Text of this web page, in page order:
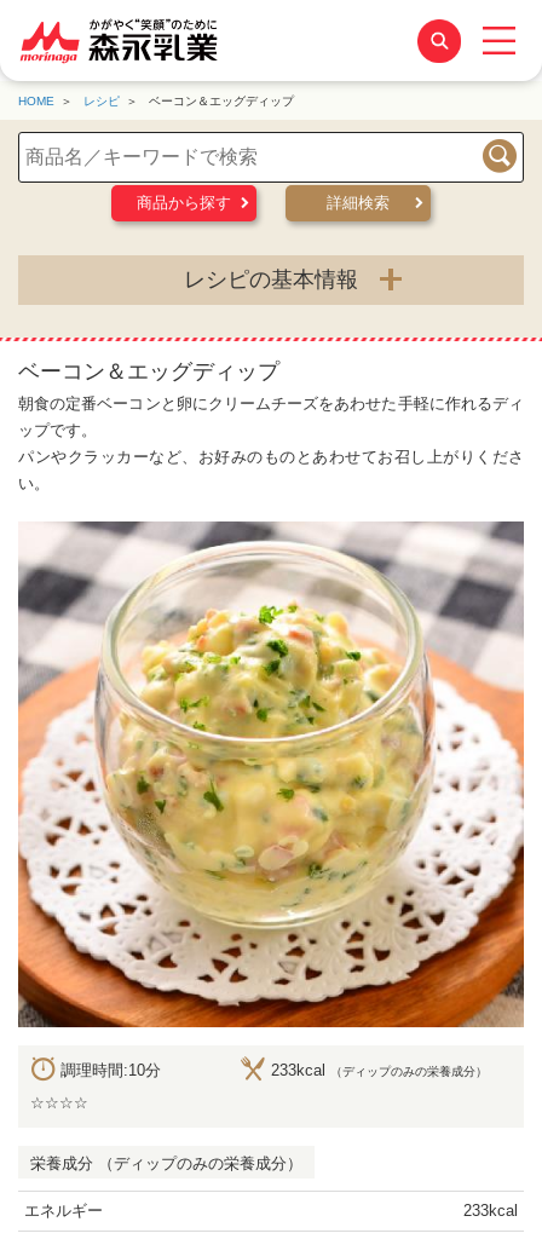
HOME レシピ ベーコン＆エッグディップ
検索
商品から探す
詳細検索
レシピの基本情報
ベーコン＆エッグディップ
朝食の定番ベーコンと卵にクリームチーズをあわせた手軽に作れるディ
ップです。
パンやクラッカーなど、お好みのものとあわせてお召し上がりくださ
い。
調理時間:10分 233kcal （ディップのみの栄養成分）
☆☆☆☆
栄養成分 （ディップのみの栄養成分）
エネルギー 233kcal